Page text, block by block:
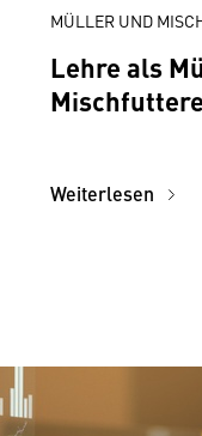
MÜLLER UND
Lehre als
Weiterlesen